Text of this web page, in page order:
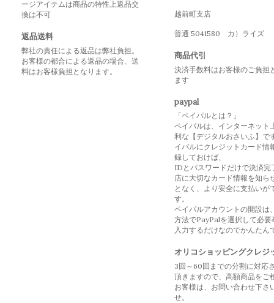
ージアイテムは商品の特性上返品交
換は不可
返品送料
弊社の責任による返品は弊社負担。
お客様の都合による返品の場合、送
料はお客様負担となります。
越前町支店
普通 5041580 カ）ライズ
商品代引
決済手数料はお客様のご負担
ます
paypal
「ペイパルとは？」
ペイパルは、インターネット
利な【デジタルおさいふ】で
イパルにクレジットカード情
録しておけば、
IDとパスワードだけで決済完
店に大切なカード情報を知ら
となく、より安全に支払いが
す。
ペイパルアカウントの開設は
方法でPayPalを選択して必要
入力するだけなのでかんたん
オリコショッピングクレジ
3回～60回までの分割に対応
頂きますので、高額商品をご
お客様は、お問い合わせ下さ
せ。